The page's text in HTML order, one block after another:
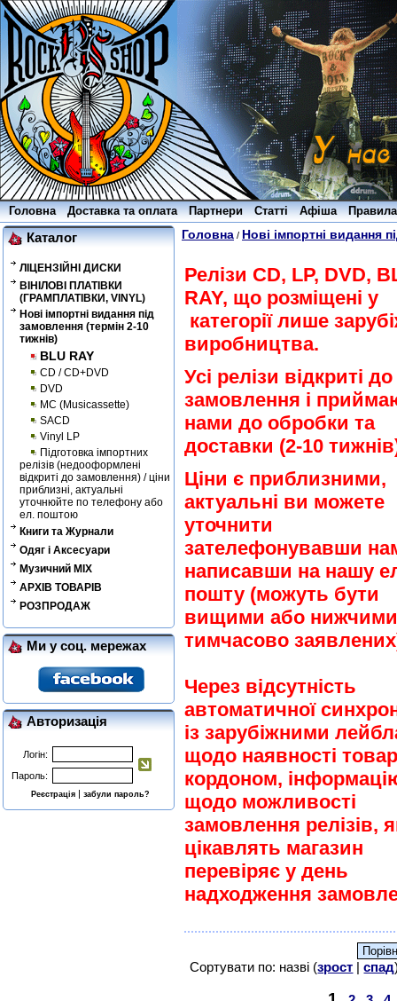
Головна Доставка та оплата Партнери Статті Афіша
Каталог
ЛІЦЕНЗІЙНІ ДИСКИ
ВІНІЛОВІ ПЛАТІВКИ
(ГРАМПЛАТІВКИ, VINYL)
Нові імпортні видання під
замовлення (термін 2-10
тижнів)
BLU RAY
CD / CD+DVD
DVD
MC (Musicassette)
SACD
Vinyl LP
Підготовка імпортних
релізів (недооформлені
відкриті до замовлення) / ціни
приблизні, актуальні
уточнюйте по телефону або
ел. поштою
Книги та Журнали
Одяг і Аксесуари
Музичний MIX
АРХІВ ТОВАРІВ
РОЗПРОДАЖ
Ми у соц. мережах
Авторизація
Логін:
Пароль:
Реєстрація |забули пароль?
Головна / Нові імпортні видання
Релізи CD, LP, DVD,
RAY, що розміщені у
категорії лише
виробництва.
Усі релізи відкриті до
замовлення і
нами до обробки та
доставки (2-10
Ціни є приблизними,
актуальні ви можете
уточнити
зателефонувавши
написавши на нашу
пошту (можуть бути
вищими або нижчими
тимчасово
Через відсутність
автоматичної
із зарубіжними
щодо наявності
кордоном,
щодо можливості
замовлення релізів,
цікавлять магазин
перевіряє у день
надходження
Сортувати по: назві (зрост |спад